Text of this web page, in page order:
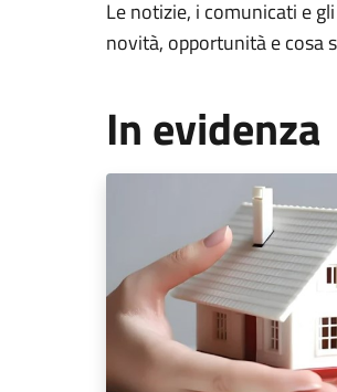
Le notizie, i comunicati e
novità, opportunità e cosa
In evidenza